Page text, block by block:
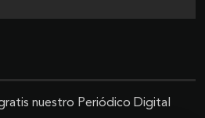
nuestro Periódico Digital